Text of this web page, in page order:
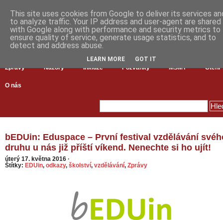
Zprávy Názory Inkluze Pozvánky MŠMT Čtení
O nás
bEDUin: Eduspace – První festival vzdělávání
druhu u nás již příští víkend. Nenechte si ho ujít!
úterý 17. května 2016 ·
Štítky: EDUin, odkazy, školství, vzdělávání, Zprávy
This site uses cookies from Google to deliver its services
to analyze traffic. Your IP address and user-agent are shared
with Google along with performance and security metrics to
ensure quality of service, generate usage statistics, and to
detect and address abuse.
LEARN MORE GOT IT